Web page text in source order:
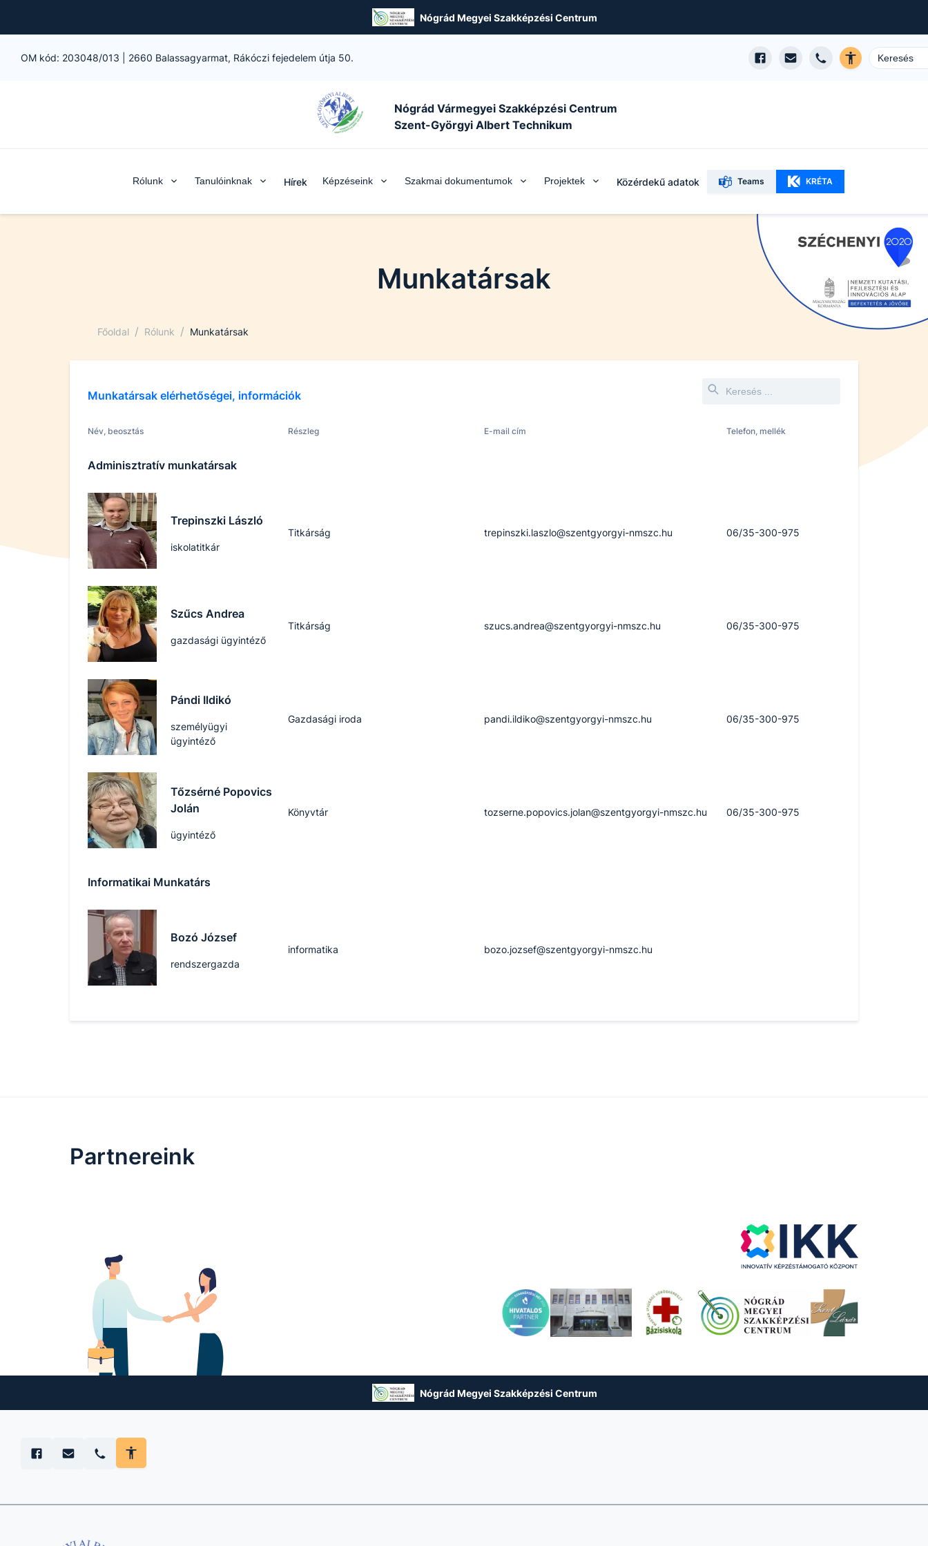
Nógrád Megyei Szakképzési Centrum
OM kód: 203048/013 2660 Balassagyarmat, Rákóczi fejedelem útja 50.
Nógrád Vármegyei Szakképzési Centrum
Szent-Györgyi Albert Technikum
Rólunk Tanulóinknak Hírek Képzéseink Szakmai dokumentumok Projektek Közérdekű adatok Teams KRÉTA
Munkatársak
Főoldal / Rólunk / Munkatársak
Munkatársak elérhetőségei, információk
Név, beosztás Részleg E-mail cím Telefon, mellék
Adminisztratív munkatársak
Trepinszki László
iskolatitkár
Titkárság trepinszki.laszlo@szentgyorgyi-nmszc.hu 06/35-300-975
Szűcs Andrea
gazdasági ügyintéző
Titkárság szucs.andrea@szentgyorgyi-nmszc.hu 06/35-300-975
Pándi Ildikó
személyügyi
ügyintéző
Gazdasági iroda pandi.ildiko@szentgyorgyi-nmszc.hu 06/35-300-975
Tőzsérné Popovics
Jolán
ügyintéző
Könyvtár tozserne.popovics.jolan@szentgyorgyi-nmszc.hu 06/35-300-975
Informatikai Munkatárs
Bozó József
rendszergazda
informatika bozo.jozsef@szentgyorgyi-nmszc.hu
Partnereink
Nógrád Megyei Szakképzési Centrum